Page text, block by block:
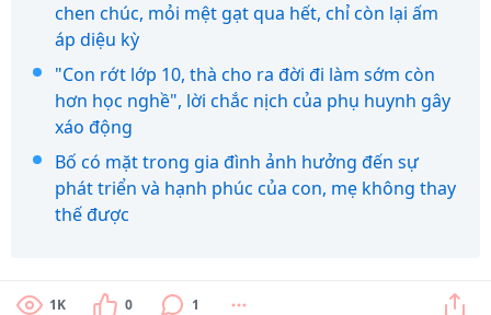
chen chúc, mỏi mệt gạt qua hết, chỉ còn lại ấm
áp diệu kỳ
"Con rớt lớp 10, thà cho ra đời đi làm sớm còn
hơn học nghề", lời chắc nịch của phụ huynh gây
xáo động
Bố có mặt trong gia đình ảnh hưởng đến sự
phát triển và hạnh phúc của con, mẹ không thay
thế được
1K 0 1